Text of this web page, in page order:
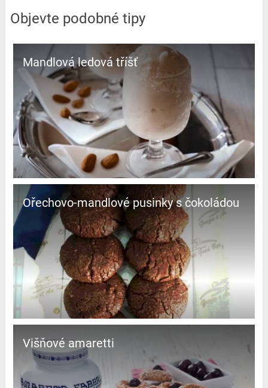
Objevte podobné tipy
Mandlová ledová tříšť
Ořechovo-mandlové pusinky s čokoládou
Višňové amaretti